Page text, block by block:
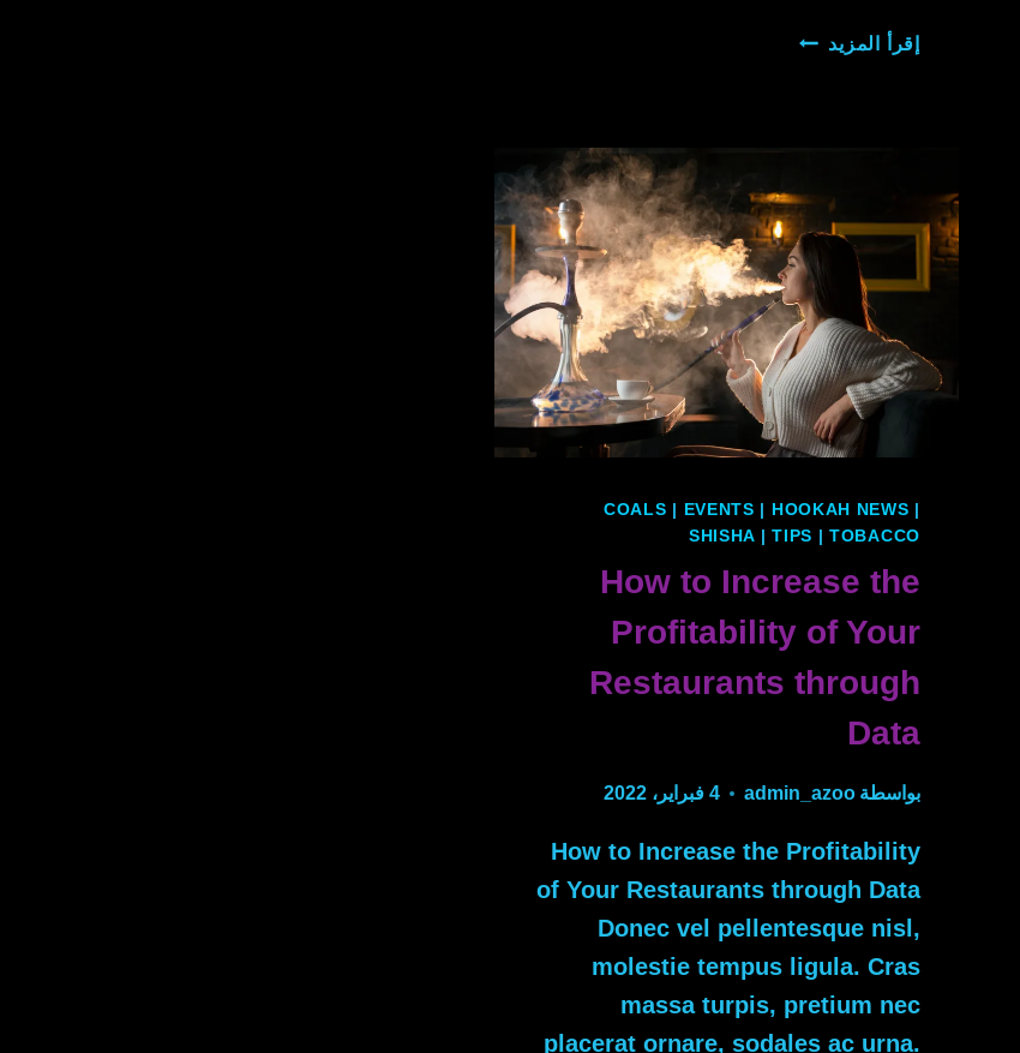
إقرأ المزيد HOW
PROFITABILITY
YOUR
RESTAURANTS
THROUGH
DATA
COALS | EVENTS | HOOKAH NEWS |
SHISHA |TIPS |TOBACCO
How to Increase the
Profitability of Your
Restaurants through
Data
بواسطة admin_azoo 4 فبراير، 2022
How to Increase the Profitability
of Your Restaurants through Data
Donec vel pellentesque nisl,
molestie tempus ligula. Cras
massa turpis, pretium nec
placerat ornare, sodales ac urna.